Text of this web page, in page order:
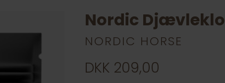
Nordic Djævleklo
NORDIC HORSE
DKK 209,00